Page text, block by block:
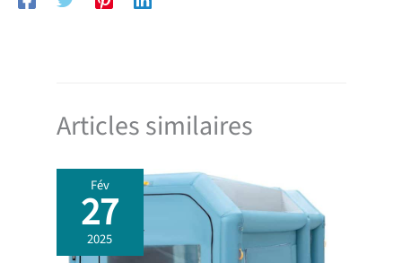
Articles similaires
Fév
27
2025